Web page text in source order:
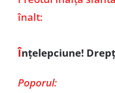
înalt:
Înțelepciune!
Poporul: